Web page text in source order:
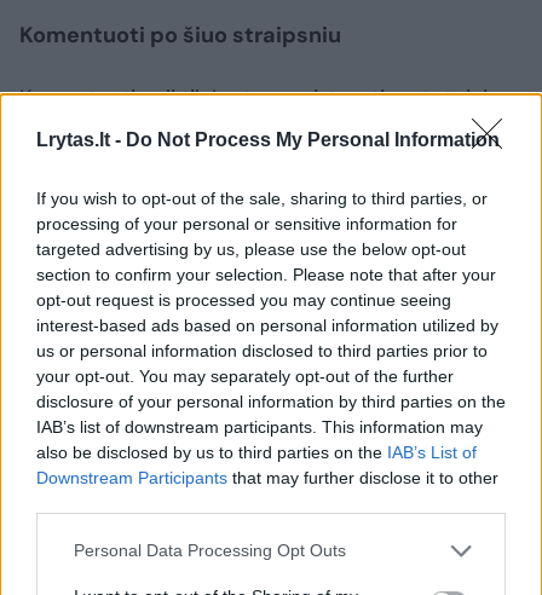
Lrytas.lt - Do Not Process My Personal Information
If you wish to opt-out of the sale, sharing to third parties, or
processing of your personal or sensitive information for
targeted advertising by us, please use the below opt-out
section to confirm your selection. Please note that after your
opt-out request is processed you may continue seeing
interest-based ads based on personal information utilized by
us or personal information disclosed to third parties prior to
your opt-out. You may separately opt-out of the further
disclosure of your personal information by third parties on the
IAB’s list of downstream participants. This information may
also be disclosed by us to third parties on the IAB’s List of
Downstream Participants that may further disclose it to other
Personal Data Processing Opt Outs
Komentuoti po šiuo straipsniu
Komentuoti gali tik Lrytas registruoti vartotojai.
Prisijunkite prie registruotų vartotojų
Rodyti komentarus
Prisijungti komentatoriams